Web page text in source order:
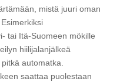
mistä juuri oman
tai Itä-Suomeen mökille
hiilijalanjälkeä
automatka.
saattaa puolestaan